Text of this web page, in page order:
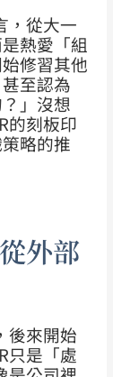
，從大一
熱愛「組
修習其他
至認為
」沒想
的刻板印
略的推
外部
後來開始
只是「處